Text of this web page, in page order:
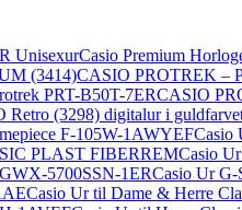
UnisexurCasio Premium
(3414)CASIO PROTREK –
PRT-B50T-7ERCASIO
Retro (3298) digitalur i
F-105W-1AWYEFCasio
PLAST FIBERREMCasio
5700SSN-1ERCasio Ur G-
Casio Ur til Dame & Herre